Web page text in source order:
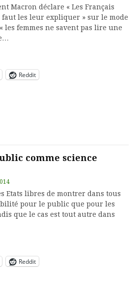
Macron déclare « Les Français
les leur expliquer » sur le mode
les femmes ne savent pas lire une
Reddit
comme science
Etats libres de montrer dans tous
pour le public que pour les
que le cas est tout autre dans
Reddit